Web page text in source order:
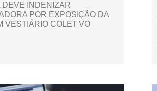
DEVE INDENIZAR
POR EXPOSIÇÃO DA
VESTIÁRIO COLETIVO